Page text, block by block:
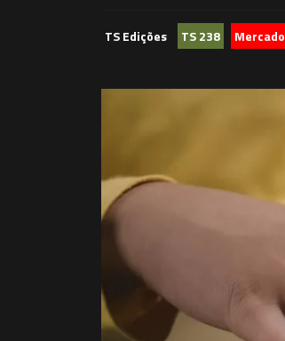
TS Edições TS 238 Mercado